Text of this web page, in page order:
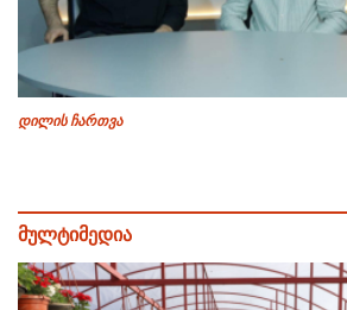
დილის ჩართვა
მულტიმედია